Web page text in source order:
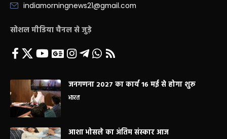
indiamorningnews21@gmail.com
सोशल मीडिया चैनल से जुड़े
जनगणना 2027 का कार्य 16 मई से होगा शुरू
भारत
आशा भोसले का अंतिम संस्कार आज